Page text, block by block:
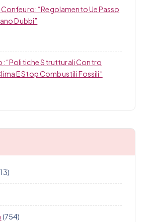
“Regolamento Ue Passo
Dubbi”
“Politiche Strutturali Contro
E Stop Combustili Fossili”
(754)